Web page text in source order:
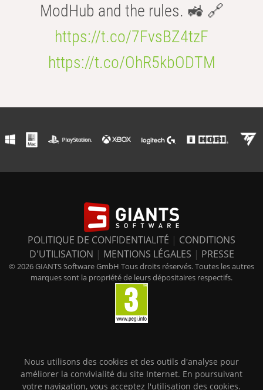
ModHub and the rules. 🚜 🔗
https://t.co/7FvsBZ4tzF
https://t.co/OhR5kbODTM
POLITIQUE DE CONFIDENTIALITÉ | CONDITIONS
D'UTILISATION | MENTIONS LÉGALES | PRESSE
© 2026 GIANTS Software GmbH Tous droits réservés. Toutes les autres
marques sont la propriété de leurs dépositaires respectifs.
Nous utilisons des cookies et des outils d'analyse pour
améliorer la convivialité du site Internet. En poursuivant
votre navigation, vous acceptez l'utilisation des cookies.